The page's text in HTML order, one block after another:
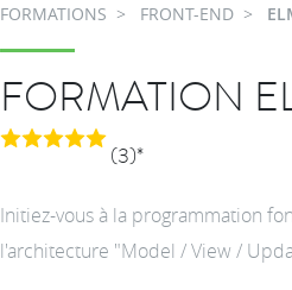
FORMATIONS FRONT-END
FORMATION
(3)*
Initiez-vous à la programmation
l'architecture "Model / View /